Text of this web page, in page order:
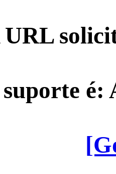
URL
é: